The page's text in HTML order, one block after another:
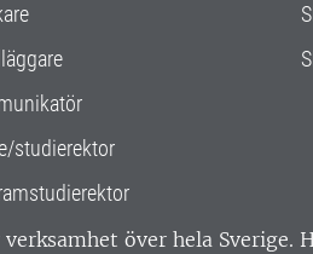
studierektor
över hela Sverige.